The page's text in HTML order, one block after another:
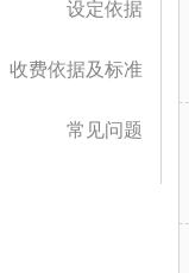
设定依据
收费依据及标准
常见问题